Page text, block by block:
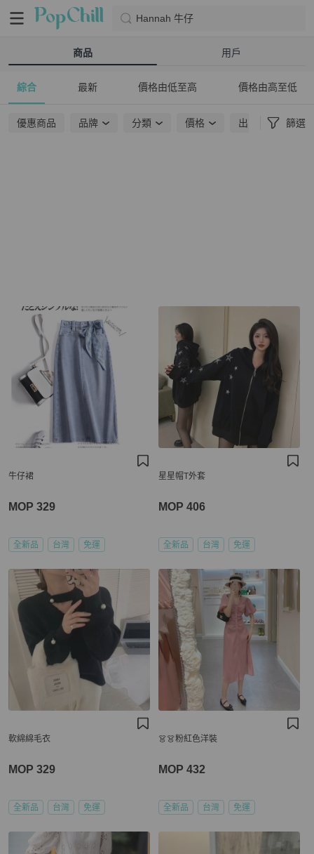
Hannah 牛仔
商品 用戶
綜合 最新 價格由低至高 價格由高至低
優惠商品 品牌 分類 價格 出貨地點 篩選
牛仔裙
MOP 329
全新品 台灣 免運
星星帽T外套
MOP 406
全新品 台灣 免運
軟綿綿毛衣
MOP 329
全新品 台灣 免運
👗👗粉紅色洋裝
MOP 432
全新品 台灣 免運